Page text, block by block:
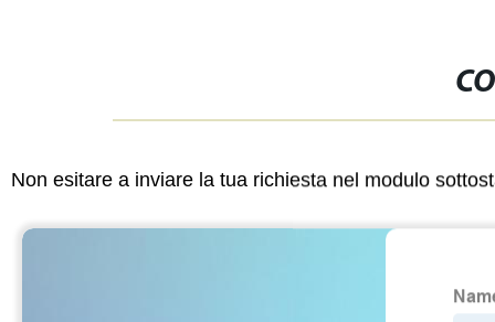
Non esitare a inviare la tua richiesta nel modulo